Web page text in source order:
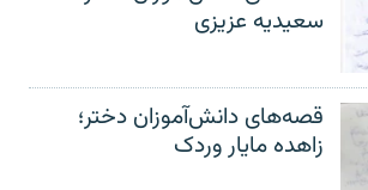
سعیدیه عزیزی
قصه‌های دانش‌آموزان دختر؛
زاهده مایار وردک